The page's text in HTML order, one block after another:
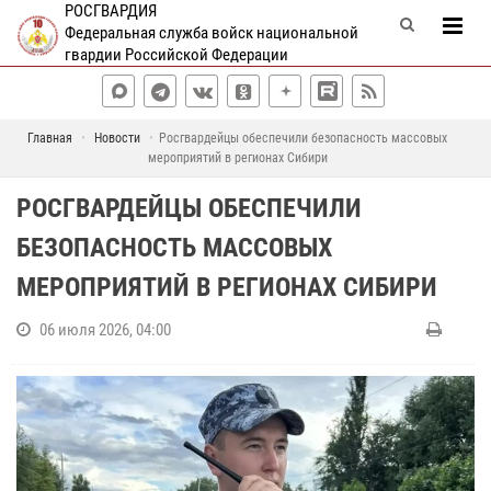
РОСГВАРДИЯ
Федеральная служба войск национальной
гвардии Российской Федерации
Главная Новости
Росгвардейцы обеспечили безопасность массовых
мероприятий в регионах Сибири
РОСГВАРДЕЙЦЫ ОБЕСПЕЧИЛИ
БЕЗОПАСНОСТЬ МАССОВЫХ
МЕРОПРИЯТИЙ В РЕГИОНАХ СИБИРИ
06 июля 2026, 04:00